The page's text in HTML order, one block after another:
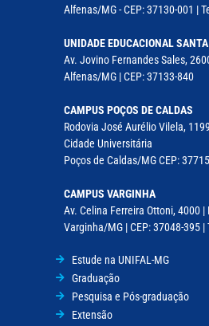
Alfenas/MG - CEP: 37130-001 |
UNIDADE EDUCACIONAL
Av. Jovino Fernandes Sales,
Alfenas/MG | CEP: 37133-840
CAMPUS POÇOS DE CALDAS
Rodovia José Aurélio Vilela,
Cidade Universitária
Poços de Caldas/MG CEP:
CAMPUS VARGINHA
Av. Celina Ferreira Ottoni, 4000 |
Varginha/MG | CEP: 37048-395
Estude na UNIFAL-MG
Graduação
Pesquisa e Pós-graduação
Extensão